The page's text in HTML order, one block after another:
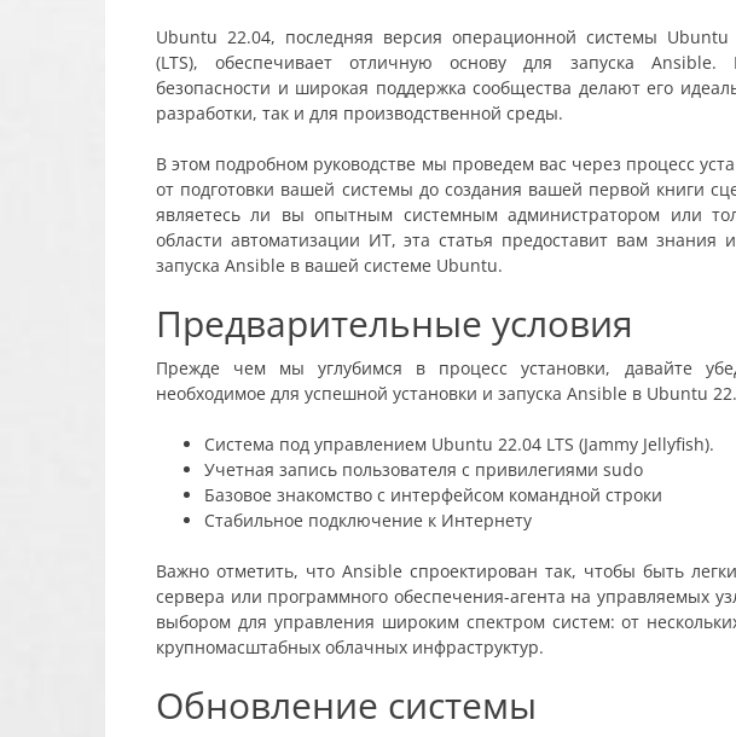
Ubuntu 22.04, последняя версия операционной системы Ubuntu
(LTS), обеспечивает отличную основу для запуска Ansible.
безопасности и широкая поддержка сообщества делают его
разработки, так и для производственной среды.
В этом подробном руководстве мы проведем вас через процесс
от подготовки вашей системы до создания вашей первой книги
являетесь ли вы опытным системным администратором или
области автоматизации ИТ, эта статья предоставит вам знания
запуска Ansible в вашей системе Ubuntu.
Предварительные условия
Прежде чем мы углубимся в процесс установки, давайте
необходимое для успешной установки и запуска Ansible в Ubuntu
Система под управлением Ubuntu 22.04 LTS (Jammy Jellyfish).
Учетная запись пользователя с привилегиями sudo
Базовое знакомство с интерфейсом командной строки
Стабильное подключение к Интернету
Важно отметить, что Ansible спроектирован так, чтобы быть
сервера или программного обеспечения-агента на управляемых
выбором для управления широким спектром систем: от
крупномасштабных облачных инфраструктур.
Обновление системы